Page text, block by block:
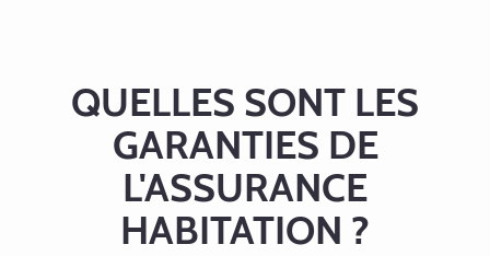
QUELLES SONT LES
GARANTIES DE
L'ASSURANCE
HABITATION ?